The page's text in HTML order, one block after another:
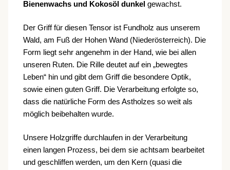
Bienenwachs und Kokosöl dunkelgewachst.
Der Griff für diesen Tensor ist Fundholz aus unserem
Wald, am Fuß der Hohen Wand (Niederösterreich). Die
Form liegt sehr angenehm in der Hand, wie bei allen
unseren Ruten. Die Rille deutet auf ein „bewegtes
Leben“ hin und gibt dem Griff die besondere Optik,
sowie einen guten Griff. Die Verarbeitung erfolgte so,
dass die natürliche Form des Astholzes so weit als
möglich beibehalten wurde.
Unsere Holzgriffe durchlaufen in der Verarbeitung
einen langen Prozess, bei dem sie achtsam bearbeitet
und geschliffen werden, um den Kern (quasi die